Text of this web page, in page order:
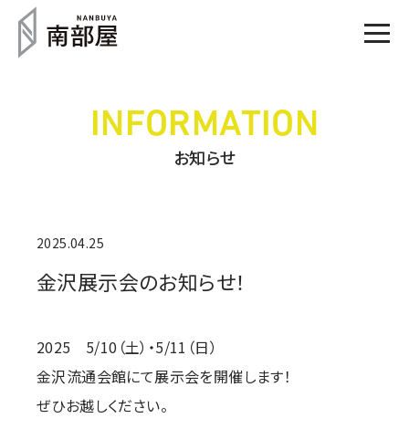
INFORMATION
お知らせ
2025.04.25
金沢展示会のお知らせ！
2025 5/10（土）・5/11（日）
金沢流通会館にて展示会を開催します！
ぜひお越しください。